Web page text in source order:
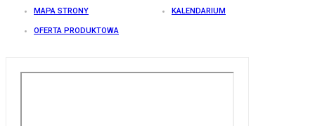
MAPA STRONY KALENDARIUM
OFERTA PRODUKTOWA